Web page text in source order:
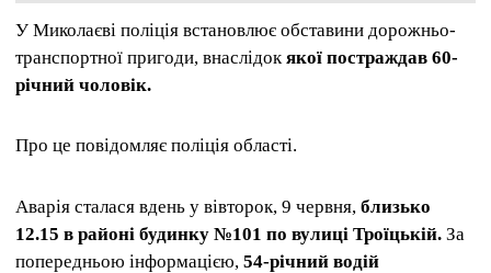
У Миколаєві поліція встановлює обставини дорожньо-
транспортної пригоди, внаслідокякої постраждав 60-
річний чоловік.
Про це повідомляє поліція області.
Аварія сталася вдень у вівторок, 9 червня, близько
12.15 в районі будинку №101 по вулиці Троїцькій. За
попередньою інформацією, 54-річний водій